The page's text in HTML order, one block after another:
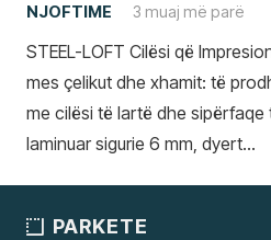
NJOFTIME 3 muaj më parë
STEEL-LOFT Cilësi që
mes çelikut dhe xhamit: të
me cilësi të lartë dhe sipërfaqe
laminuar sigurie 6 mm, dyert…
PARKETE